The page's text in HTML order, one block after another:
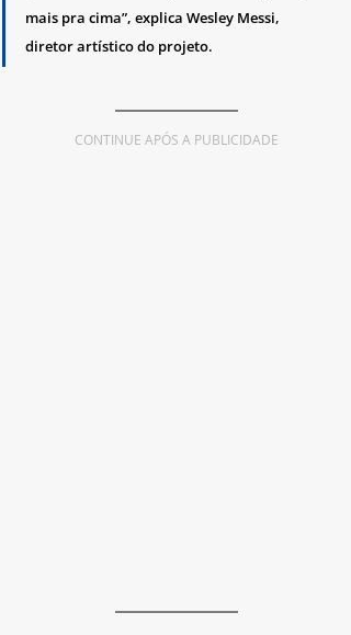
mais pra cima”, explica Wesley Messi,
diretor artístico do projeto.
CONTINUE APÓS A PUBLICIDADE